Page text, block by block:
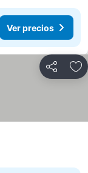
Ver precios
Compartir
precios